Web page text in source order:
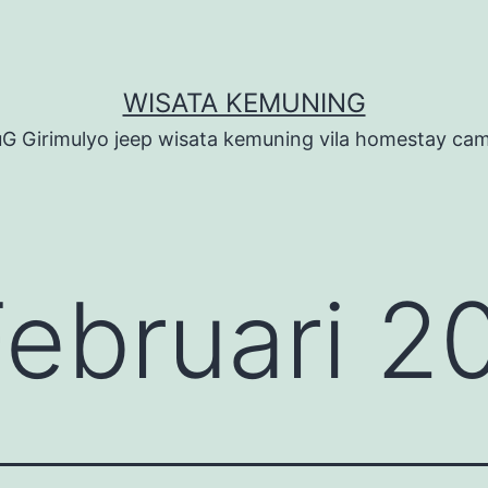
WISATA KEMUNING
Girimulyo jeep wisata kemuning vila homestay